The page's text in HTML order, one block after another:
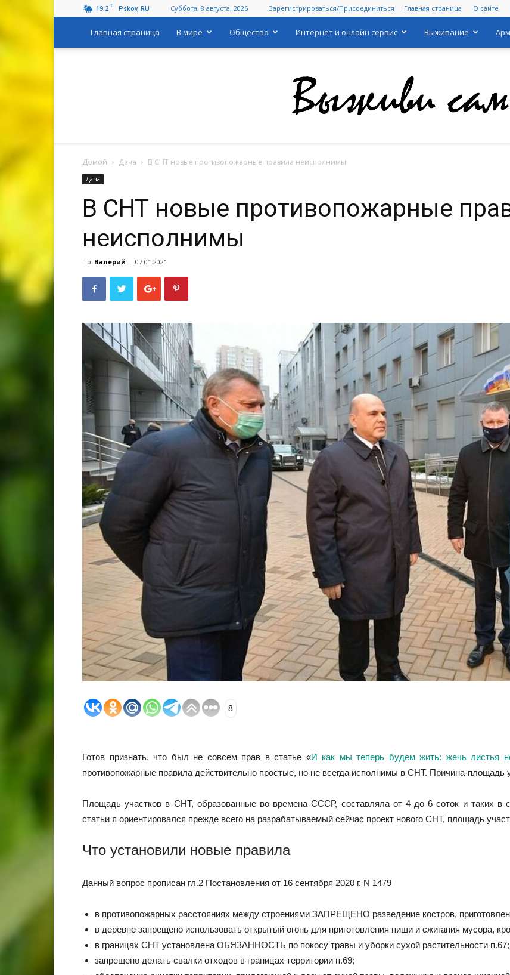
19.2 C Pskov, RU Суббота, 8 августа, 2026 Зарегистрироваться/Присоединиться Главная страница О сайте
Главная страница В мире Общество Интернет и онлайн сервис Выживание
Домой Дача В СНТ новые противопожарные правила неисполнимы
Дача
В СНТ новые противопожарные
неисполнимы
По Валерий - 07.01.2021
8
Готов признать, что был не совсем прав в статье «И как мы теперь будем жить: жечь листья
противопожарные правила действительно простые, но не всегда исполнимы в СНТ. Причина-площадь
Площадь участков в СНТ, образованные во времена СССР, составляла от 4 до 6 соток и таких в
статьи я ориентировался прежде всего на разрабатываемый сейчас проект нового СНТ, площадь
Что установили новые правила
Данный вопрос прописан гл.2 Постановления от 16 сентября 2020 г. N 1479
в противопожарных расстояниях между строениями ЗАПРЕЩЕНО разведение костров,
в деревне запрещено использовать открытый огонь для приготовления пищи и сжигания мусора,
в границах СНТ установлена ОБЯЗАННОСТЬ по покосу травы и уборки сухой растительности п.67;
запрещено делать свалки отходов в границах территории п.69;